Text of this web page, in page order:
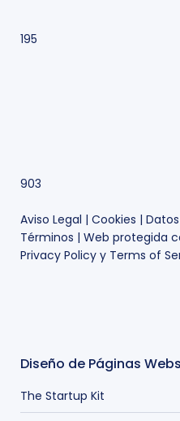
195
903
Aviso Legal | Cookies |
Términos | Web protegida
Privacy Policy y Terms of
Diseño de Páginas Webs
The Startup Kit